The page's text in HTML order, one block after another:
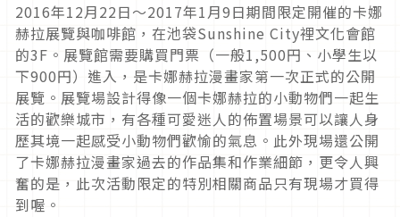
2016年12月22日〜2017年1月9日期間限定開催的卡娜
赫拉展覽與咖啡館，在池袋Sunshine City裡文化會館
的3F。展覽館需要購買門票（一般1,500円、小學生以
下900円）進入，是卡娜赫拉漫畫家第一次正式的公開
展覽。展覽場設計得像一個卡娜赫拉的小動物們一起生
活的歡樂城市，有各種可愛迷人的佈置場景可以讓人身
歷其境一起感受小動物們歡愉的氣息。此外現場還公開
了卡娜赫拉漫畫家過去的作品集和作業細節，更令人興
奮的是，此次活動限定的特別相關商品只有現場才買得
到喔。